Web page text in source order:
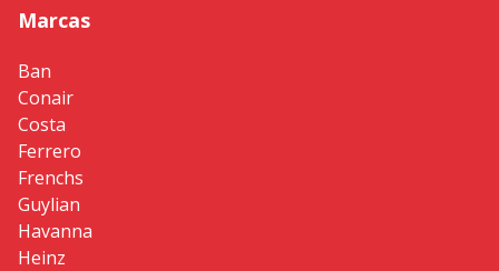
Marcas
Ban
Conair
Costa
Ferrero
Frenchs
Guylian
Havanna
Heinz